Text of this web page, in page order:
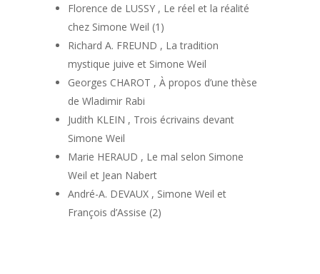
Florence de LUSSY , Le réel et la réalité
chez Simone Weil (1)
Richard A. FREUND , La tradition
mystique juive et Simone Weil
Georges CHAROT , À propos d’une thèse
de Wladimir Rabi
Judith KLEIN , Trois écrivains devant
Simone Weil
Marie HERAUD , Le mal selon Simone
Weil et Jean Nabert
André-A. DEVAUX , Simone Weil et
François d’Assise (2)